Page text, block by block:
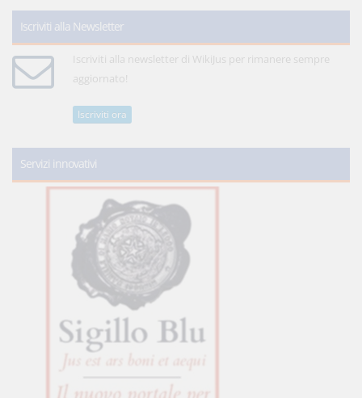
Iscriviti alla Newsletter
Iscriviti alla newsletter di WikiJus per rimanere sempre
aggiornato!
Iscriviti ora
Servizi innovativi